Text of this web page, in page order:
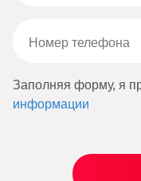
Заполняя форму, я
информации